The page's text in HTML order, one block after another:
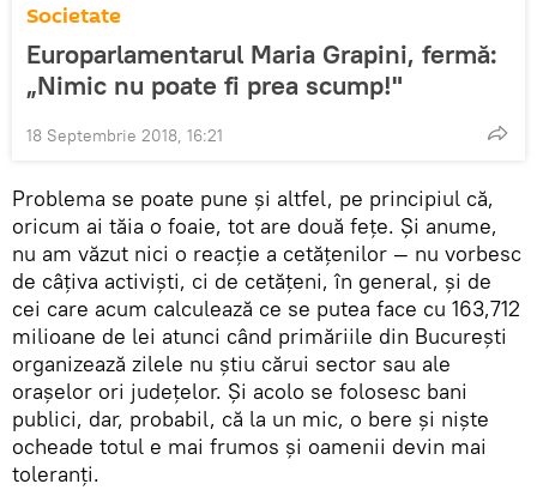
Societate
Europarlamentarul Maria Grapini, fermă:
„Nimic nu poate fi prea scump!"
18 Septembrie 2018, 16:21
Problema se poate pune şi altfel, pe principiul că,
oricum ai tăia o foaie, tot are două feţe. Şi anume,
nu am văzut nici o reacţie a cetăţenilor — nu vorbesc
de câţiva activişti, ci de cetăţeni, în general, şi de
cei care acum calculează ce se putea face cu 163,712
milioane de lei atunci când primăriile din Bucureşti
organizează zilele nu ştiu cărui sector sau ale
oraşelor ori judeţelor. Şi acolo se folosesc bani
publici, dar, probabil, că la un mic, o bere şi nişte
ocheade totul e mai frumos şi oamenii devin mai
toleranţi.